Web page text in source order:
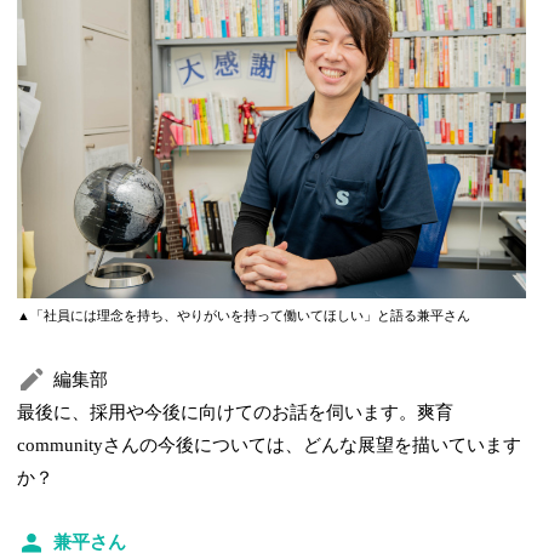
▲「社員には理念を持ち、やりがいを持って働いてほしい」と語る兼平さん
編集部
最後に、採用や今後に向けてのお話を伺います。爽育
communityさんの今後については、どんな展望を描いています
か？
兼平さん